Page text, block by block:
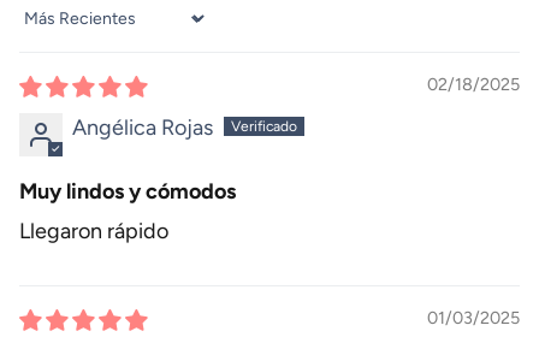
Sort by
02/18/2025
Angélica Rojas
Muy lindos y cómodos
Llegaron rápido
01/03/2025